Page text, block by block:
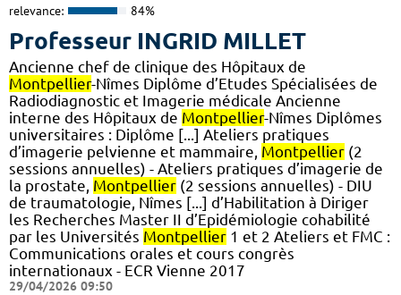
relevance: 84%
Professeur INGRID MILLET
Ancienne chef de clinique des Hôpitaux de
Montpellier-Nîmes Diplôme d’Etudes Spécialisées de
Radiodiagnostic et Imagerie médicale Ancienne
interne des Hôpitaux de Montpellier-Nîmes Diplômes
universitaires : Diplôme [...] Ateliers pratiques
d’imagerie pelvienne et mammaire, Montpellier (2
sessions annuelles) - Ateliers pratiques d’imagerie de
la prostate, Montpellier (2 sessions annuelles) - DIU
de traumatologie, Nîmes [...] d’Habilitation à Diriger
les Recherches Master II d’Epidémiologie cohabilité
par les Universités Montpellier 1 et 2 Ateliers et FMC :
Communications orales et cours congrès
internationaux - ECR Vienne 2017
29/04/2026 09:50